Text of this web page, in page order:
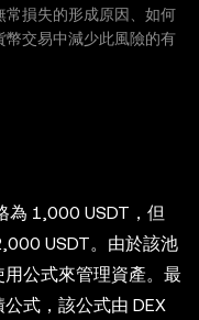
常損失的形成原因、如何
交易中減少此風險的有
為 1,000 USDT，但
USDT。由於該池
公式來管理資產。最
式，該公式由 DEX